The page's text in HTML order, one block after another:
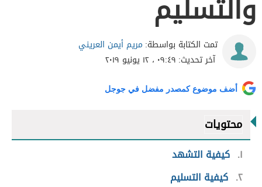
تمت الكتابة بواسطة: مريم أيمن العريني
آخر تحديث: ٠٩:٤٩ ، ١٢ يونيو ٢٠١٩
أضف موضوع كمصدر مفضل في جوجل
محتويات
١ كيفية التشهد
٢ كيفية التسليم